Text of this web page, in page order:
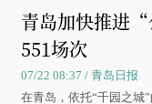
青岛加快推进
551场次
07/22 08:37 / 青岛日报
在青岛，依托“千园之城